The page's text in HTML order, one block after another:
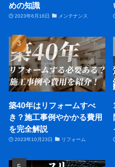
めの知識
2023年6月16日 メンテナンス
築40年はリフォームすべ
き？施工事例やかかる費用
を完全解説
2023年10月23日 リフォーム